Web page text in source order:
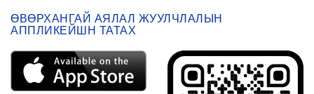
ӨВӨРХАНГАЙ АЯЛАЛ ЖУУЛЧЛАЛЫН
АППЛИКЕЙШН ТАТАХ